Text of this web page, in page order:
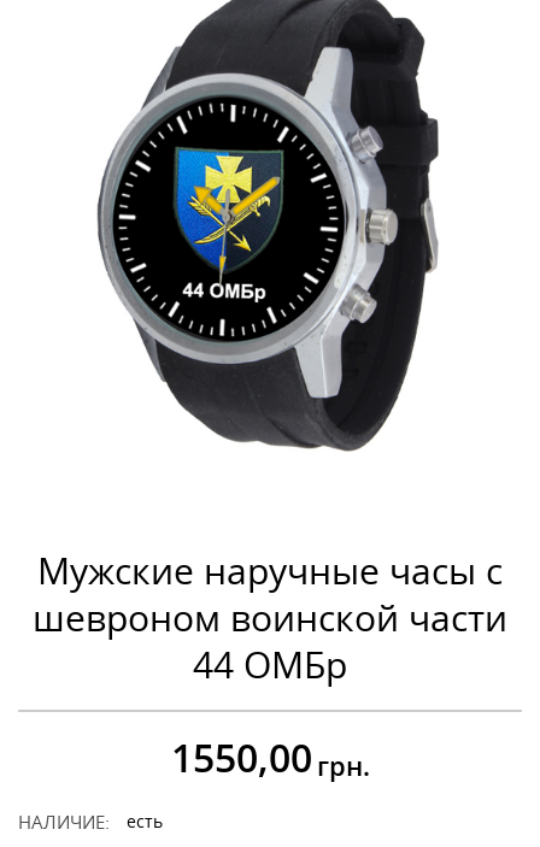
Мужские наручные часы с
шевроном воинской части
44 ОМБр
1550,00 грн.
НАЛИЧИЕ: есть